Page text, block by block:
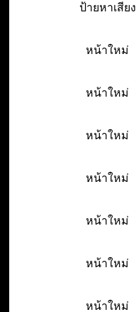
ป้ายหาเสียง
หน้าใหม่
หน้าใหม่
หน้าใหม่
หน้าใหม่
หน้าใหม่
หน้าใหม่
หน้าใหม่